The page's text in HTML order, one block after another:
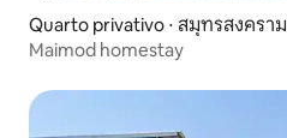
Quarto privativo ⋅ สมุทรสงคราม
Maimod homestay